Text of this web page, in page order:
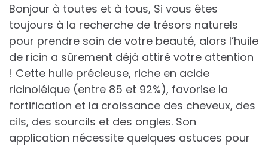
Bonjour à toutes et à tous, Si vous êtes
toujours à la recherche de trésors naturels
pour prendre soin de votre beauté, alors l’huile
de ricin a sûrement déjà attiré votre attention
! Cette huile précieuse, riche en acide
ricinoléique (entre 85 et 92%), favorise la
fortification et la croissance des cheveux, des
cils, des sourcils et des ongles. Son
application nécessite quelques astuces pour